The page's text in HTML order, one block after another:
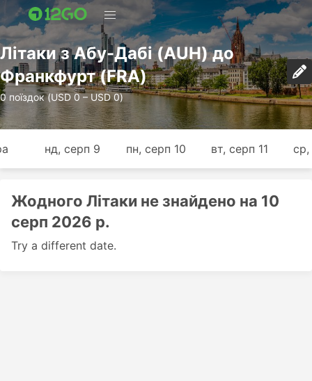
Лiтаки з Абу-Дабі (AUH) до
Франкфурт (FRA)
0 поїздок (USD 0 – USD 0)
нд, серп 9 пн, серп 10 вт, серп 11 ср,
Жодного Лiтаки не знайдено на 10
серп 2026 р.
Try a different date.